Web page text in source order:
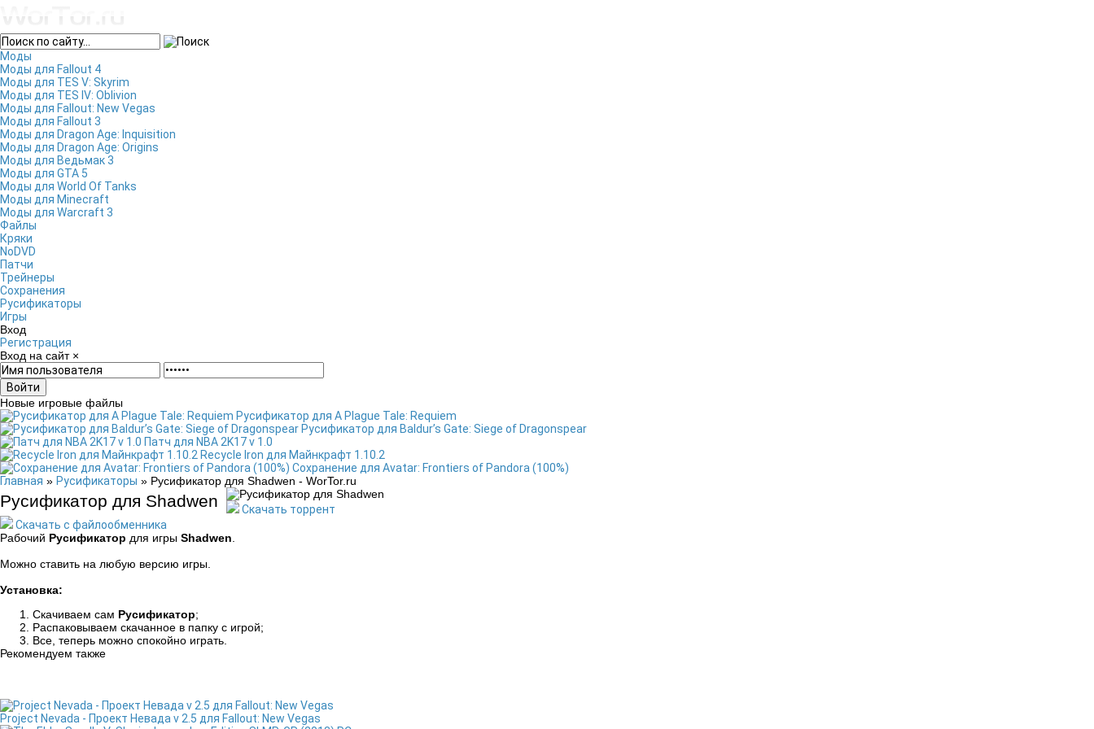
Моды
Моды для Fallout 4
Моды для TES V: Skyrim
Моды для TES IV: Oblivion
Моды для Fallout: New Vegas
Моды для Fallout 3
Моды для Dragon Age: Inquisition
Моды для Dragon Age: Origins
Моды для Ведьмак 3
Моды для GTA 5
Моды для World Of Tanks
Моды для Minecraft
Моды для Warcraft 3
Файлы
Кряки
NoDVD
Патчи
Трейнеры
Сохранения
Русификаторы
Игры
Вход
Регистрация
Вход на сайт ×
Войти
Новые игровые файлы
Русификатор для A Plague Tale: Requiem
Русификатор для Baldur’s Gate: Siege of Dragonspear
Патч для NBA 2K17 v 1.0
Recycle Iron для Майнкрафт 1.10.2
Сохранение для Avatar: Frontiers of Pandora (100%)
Главная » Русификаторы » Русификатор для Shadwen - WorTor.ru
Русификатор для Shadwen
Скачать торрент
Скачать с файлообменника
Рабочий Русификатор для игры Shadwen
Можно ставить на любую версию игры.
Установка:
Скачиваем сам Русификатор;
Распаковываем скачанное в папку с игрой;
Все, теперь можно спокойно играть.
Рекомендуем также
Project Nevada - Проект Невада v 2.5 для Fallout: New Vegas